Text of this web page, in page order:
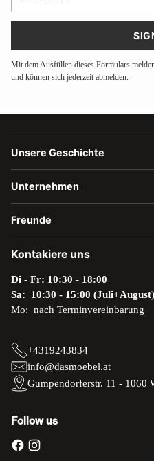
Mit dem Ausfüllen dieses Formulars
und können sich jederzeit abmelden.
Unsere Geschichte
Unternehmen
Freunde
Kontakiere uns
Di - Fr: 10:30 - 18:00
Sa: 10:30 - 15:00 (Juli+August)
Mo: nach Terminvereinbarung
+4319243834
info@dasmoebel.at
Gumpendorferstr. 11 - 1060
Follow us